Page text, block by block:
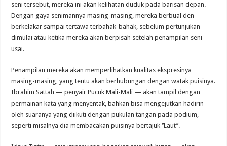
seni tersebut, mereka ini akan kelihatan duduk pada barisan depan.
Dengan gaya senimannya masing-masing, mereka berbual den
berkelakar sampai tertawa terbahak-bahak, sebelum pertunjukan
dimulai atau ketika mereka akan berpisah setelah penampilan seni
usai.
Penampilan mereka akan memperlihatkan kualitas ekspresinya
masing-masing, yang tentu akan berhubungan dengan watak puisinya.
Ibrahim Sattah — penyair Pucuk Mali-Mali — akan tampil dengan
permainan kata yang menyentak, bahkan bisa mengejutkan hadirin
oleh suaranya yang diikuti dengan pukulan tangan pada podium,
seperti misalnya dia membacakan puisinya bertajuk ‘’Laut’’.